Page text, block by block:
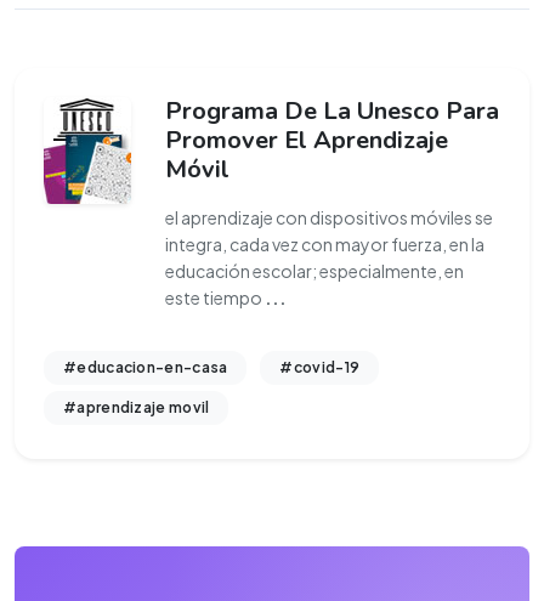
Programa De La Unesco Para
Promover El Aprendizaje
Móvil
el aprendizaje con dispositivos móviles se
integra, cada vez con mayor fuerza, en la
educación escolar; especialmente, en
este tiempo ...
#educacion-en-casa #covid-19
#aprendizaje movil